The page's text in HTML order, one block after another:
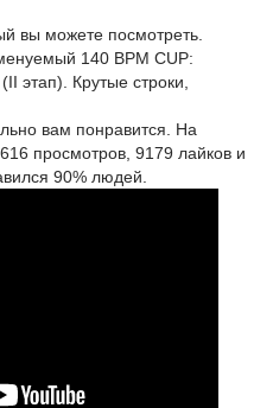
вы можете посмотреть.
140 BPM CUP:
Крутые строки,
вам понравится. На
просмотров, 9179 лайков и
90% людей.